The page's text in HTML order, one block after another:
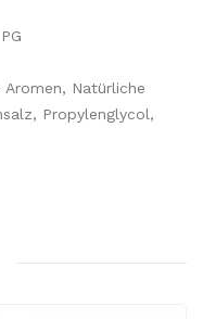
Aromen, Natürliche
Propylenglycol,